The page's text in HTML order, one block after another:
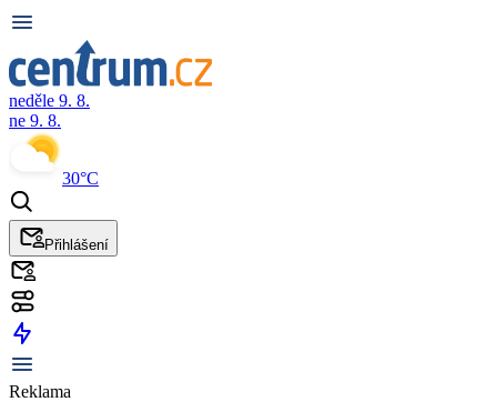
neděle 9. 8.
ne 9. 8.
30°C
Přihlášení
Reklama